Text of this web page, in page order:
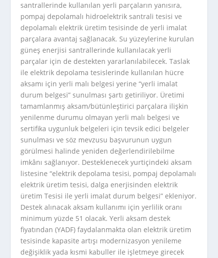
santrallerinde kullanılan yerli parçaların yanısıra,
pompaj depolamalı hidroelektrik santrali tesisi ve
depolamalı elektrik üretim tesisinde de yerli imalat
parçalara avantaj sağlanacak. Su yüzeylerine kurulan
güneş enerjisi santrallerinde kullanılacak yerli
parçalar için de destekten yararlanılabilecek. Taslak
ile elektrik depolama tesislerinde kullanılan hücre
aksamı için yerli malı belgesi yerine “yerli imalat
durum belgesi” sunulması şartı getiriliyor. Üretimi
tamamlanmış aksam/bütünleştirici parçalara ilişkin
yenilenme durumu olmayan yerli malı belgesi ve
sertifika uygunluk belgeleri için tevsik edici belgeler
sunulması ve söz mevzusu başvurunun uygun
görülmesi halinde yeniden değerlendirilebilme
imkânı sağlanıyor. Desteklenecek yurtiçindeki aksam
listesine “elektrik depolama tesisi, pompaj depolamalı
elektrik üretim tesisi, dalga enerjisinden elektrik
üretim Tesisi ile yerli imalat durum belgesi” ekleniyor.
Destek alınacak aksam kullanımı için yerlilik oranı
minimum yüzde 51 olacak. Yerli aksam destek
fiyatından (YADF) faydalanmakta olan elektrik üretim
tesisinde kapasite artışı modernizasyon yenileme
değişiklik yada kısmi kabuller ile işletmeye girecek